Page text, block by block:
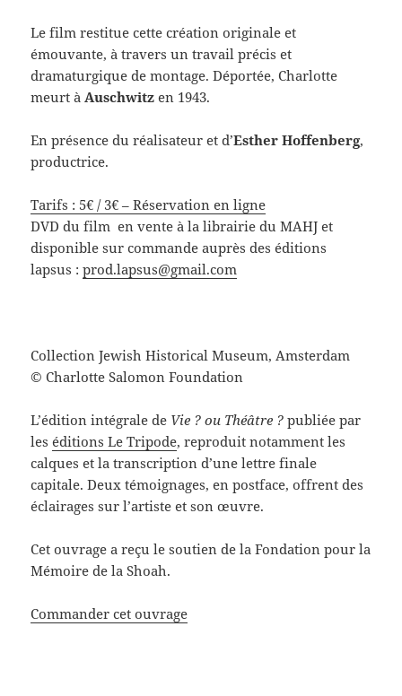
Le film restitue cette création originale et
émouvante, à travers un travail précis et
dramaturgique de montage. Déportée, Charlotte
meurt à Auschwitz en 1943.
En présence du réalisateur et d’Esther Hoffenberg,
productrice.
Tarifs : 5€ / 3€ – Réservation en ligne
DVD du film en vente à la librairie du MAHJ et
disponible sur commande auprès des éditions
lapsus :prod.lapsus@gmail.com
Collection Jewish Historical Museum, Amsterdam
© Charlotte Salomon Foundation
L’édition intégrale de Vie ? ou Théâtre ? publiée par
leséditions Le Tripode, reproduit notamment les
calques et la transcription d’une lettre finale
capitale. Deux témoignages, en postface, offrent des
éclairages sur l’artiste et son œuvre.
Cet ouvrage a reçu le soutien de la Fondation pour la
Mémoire de la Shoah.
Commander cet ouvrage